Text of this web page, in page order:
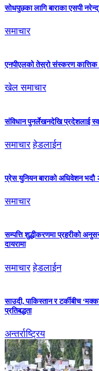
सोधपुछका लागि बाराका एसपी
समाचार
एनपीएलको तेस्रो संस्करण कात्तिक
खेल समाचार
संविधान पुनर्लेखनदेखि प्रदेशलाई
समाचार हेडलाईन
प्रेस युनियन बाराको अधिवेशन भदौ
समाचार
सम्पत्ति शुद्धीकरणमा प्रहरीको
दायरामा
समाचार हेडलाईन
साउदी, पाकिस्तान र टर्कीबीच
प्रतिबद्धता
अन्तर्राष्ट्रिय